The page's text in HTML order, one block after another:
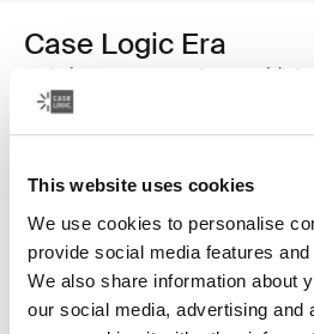
This website uses cookies
We use cookies to personalise
provide social media features
We also share information about
our social media, advertising and
Case Logic Era
maletín para computadora portátil de